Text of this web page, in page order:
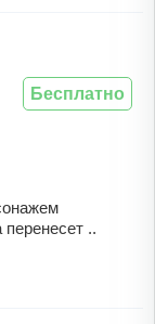
..
Бесплатно